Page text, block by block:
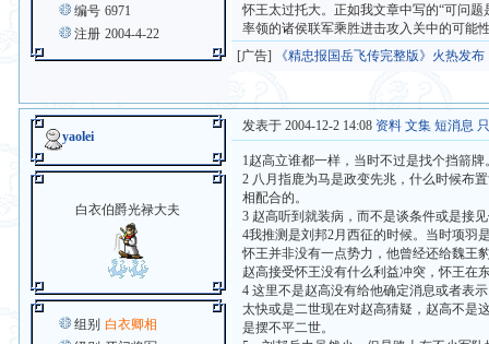
编号 6971
注册 2004-4-22
怀王太过托大。正如我文章中写的“可问
率领的诸侯联军乘胜进击攻入关中的可能
[广告]
《精忠报国岳飞传完整版》火热发布
yaolei
白衣伯爵光禄大夫
组别 白衣卿相
发表于 2004-12-2 14:08 资料 文集 短消息
1赵高立谁都一样，当时不过是找个挡箭
2 八月指鹿为马是政变先兆，什么时候布
相配合的。
3 赵高听到就装病，而不是谈条件或是接
4我推测是刘邦2月西征的时候。当时项羽
怀王并非没有一点势力，他曾经还给魏王
赵高接受怀王没有什么利益冲突，怀王在
4 这里不是赵高没有给他确定消息或者表
太快或是二世现在对赵高猜疑，赵高不是
是摆不平二世。